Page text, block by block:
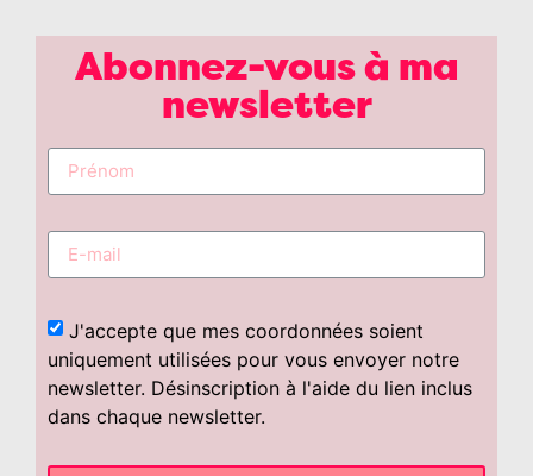
Abonnez-vous à ma
newsletter
J'accepte que mes coordonnées soient
uniquement utilisées pour vous envoyer notre
newsletter. Désinscription à l'aide du lien inclus
dans chaque newsletter.